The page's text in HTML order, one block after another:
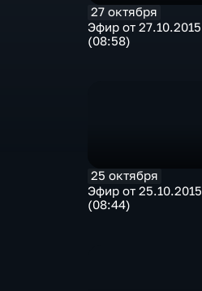
27 октября
Эфир от 27.10.2015
(08:58)
25 октября
Эфир от 25.10.2015
(08:44)